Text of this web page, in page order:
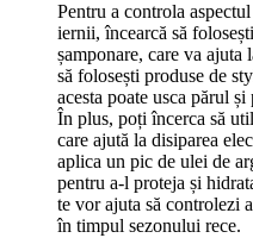
Pentru a controla
iernii, încearcă să
șamponare, care va
să folosești produse de
acesta poate usca părul
În plus, poți încerca să
care ajută la disiparea
aplica un pic de ulei de
pentru a-l proteja și
te vor ajuta să controlezi
în timpul sezonului rece.